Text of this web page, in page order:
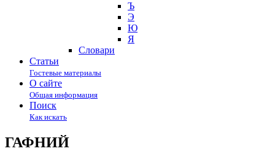
Ъ
Э
Ю
Я
Cловари
Статьи
Гостевые материалы
О сайте
Общая информация
Поиск
Как искать
ГАФНИЙ